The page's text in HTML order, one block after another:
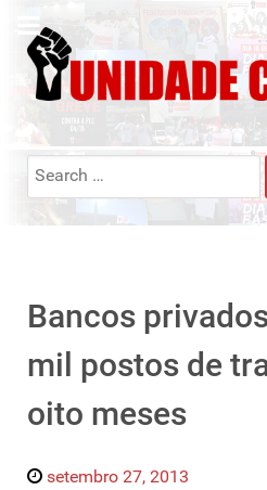
Search
Bancos
mil postos de
oito meses
setembro 27, 2013